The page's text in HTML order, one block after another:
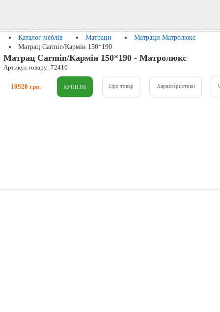
Каталог меблів Матраци
Матраци Матролюкс
Матрац Carmin/Кармін 150*190
Матрац Carmin/Кармін 150*190 - Матролюкс
Артикул товару: 72410
10920 грн. Про товар Характеристики